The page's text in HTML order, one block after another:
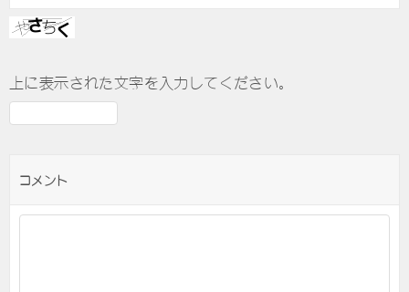
上に表示された文字を入力してください。
コメント